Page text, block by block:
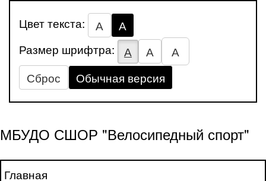
Цвет текста: А
А
Размер шрифтра:
А А
А
Сброс
Обычная версия
МБУДО СШОР "Велосипедный спорт"
Главная